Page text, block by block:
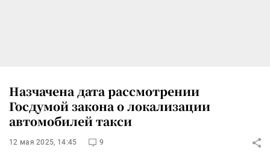
Назчачена дата рассмотрении
Госдумой закона о локализации
автомобилей такси
12 мая 2025, 14:45 9